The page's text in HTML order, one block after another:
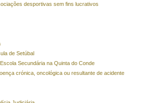
desportivas sem fins lucrativos
de Setúbal
Secundária na Quinta do Conde
crónica, oncológica ou resultante de acidente